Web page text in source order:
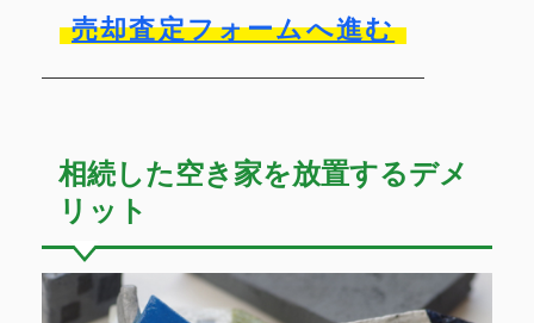
売却査定フォームへ進む
相続した空き家を放置するデメ
リット